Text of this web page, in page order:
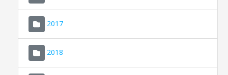
2017
2018